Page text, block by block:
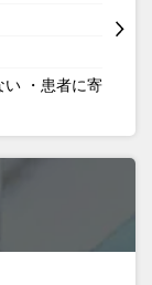
い ・患者に寄